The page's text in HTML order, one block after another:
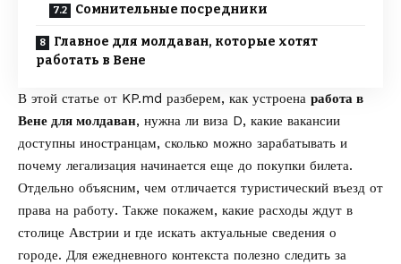
Сомнительные посредники
Главное для молдаван, которые хотят
работать в Вене
В этой статье от KP.md разберем, как устроена работа в
Вене для молдаван, нужна ли виза D, какие вакансии
доступны иностранцам, сколько можно зарабатывать и
почему легализация начинается еще до покупки билета.
Отдельно объясним, чем отличается туристический въезд от
права на работу. Также покажем, какие расходы ждут в
столице Австрии и где искать актуальные сведения о
городе. Для ежедневного контекста полезно следить за